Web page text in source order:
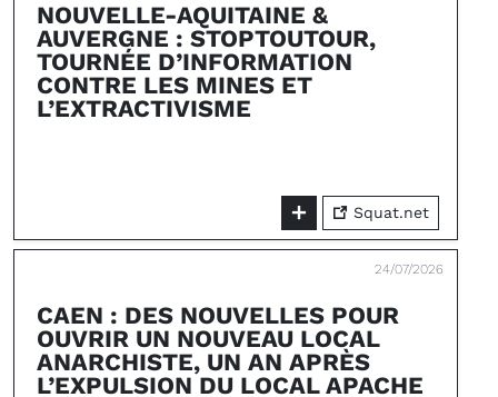
NOUVELLE-AQUITAINE &
AUVERGNE : STOPTOUTOUR,
TOURNÉE D’INFORMATION
CONTRE LES MINES ET
L’EXTRACTIVISME
Squat.net
24/07/2026
CAEN : DES NOUVELLES POUR
OUVRIR UN NOUVEAU LOCAL
ANARCHISTE, UN AN APRÈS
L’EXPULSION DU LOCAL APACHE